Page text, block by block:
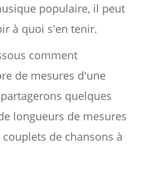
populaire, il peut
à quoi s'en tenir.
comment
de mesures d'une
quelques
longueurs de mesures
de chansons à